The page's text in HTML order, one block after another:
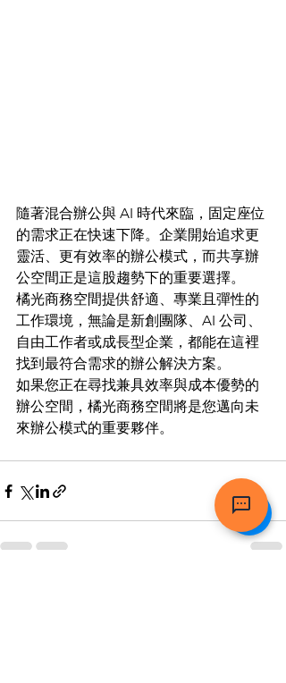
隨著混合辦公與 AI 時代來臨，固定座位
的需求正在快速下降。企業開始追求更
靈活、更有效率的辦公模式，而共享辦
公空間正是這股趨勢下的重要選擇。
橘光商務空間提供舒適、專業且彈性的
工作環境，無論是新創團隊、AI 公司、
自由工作者或成長型企業，都能在這裡
找到最符合需求的辦公解決方案。
如果您正在尋找兼具效率與成本優勢的
辦公空間，橘光商務空間將是您邁向未
來辦公模式的重要夥伴。